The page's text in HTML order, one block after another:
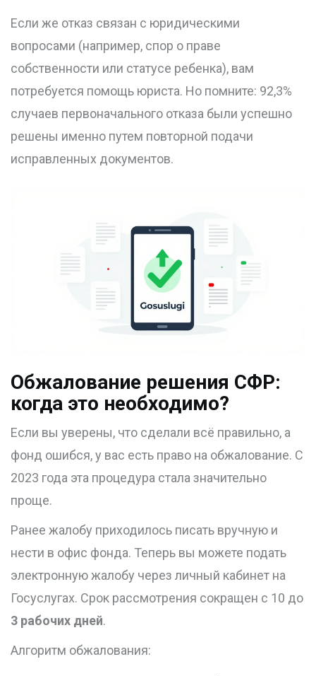
Если же отказ связан с юридическими
вопросами (например, спор о праве
собственности или статусе ребенка), вам
потребуется помощь юриста. Но помните: 92,3%
случаев первоначального отказа были успешно
решены именно путем повторной подачи
исправленных документов.
Обжалование решения СФР:
когда это необходимо?
Если вы уверены, что сделали всё правильно, а
фонд ошибся, у вас есть право на обжалование. С
2023 года эта процедура стала значительно
проще.
Ранее жалобу приходилось писать вручную и
нести в офис фонда. Теперь вы можете подать
электронную жалобу через личный кабинет на
Госуслугах. Срок рассмотрения сокращен с 10 до
3 рабочих дней.
Алгоритм обжалования: